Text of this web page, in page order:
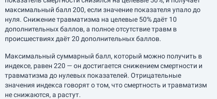
максимальный балл 200, если значение показателя упало до
нуля. Снижение травматизма на целевые 50% даёт 10
дополнительных баллов, а полное отсутствие травм в
происшествиях даёт 20 дополнительных баллов.
Максимальный суммарный балл, который можно получить в
индексе, равен 220 — он достигается снижением смертности и
травматизма до нулевых показателей. Отрицательные
значения индекса говорят о том, что смертность и травматизм
не снижаются, а растут.